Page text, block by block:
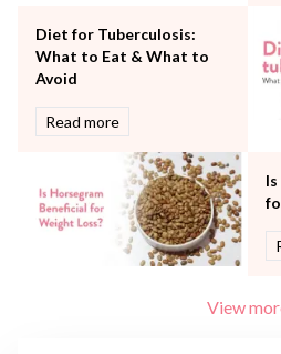
Women Wellness
Diet for Tuberculosis:
What to Eat & What to
Avoid
Read more
View